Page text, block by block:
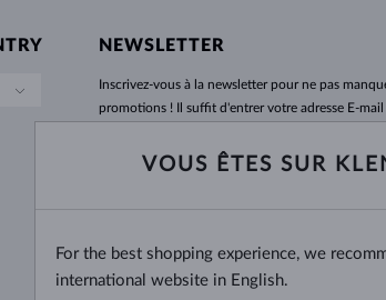
NEWSLETTER
Inscrivez-vous àla newsletter pour ne pas
promotions ! Il suffit d'entrer votre adresse E-mail
impatience.
Oui, je veux recevoir desnouvelles
VOUS ÊTES SUR
For the best shopping experience, we
international website in English.